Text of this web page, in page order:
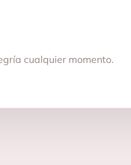
cualquier momento.